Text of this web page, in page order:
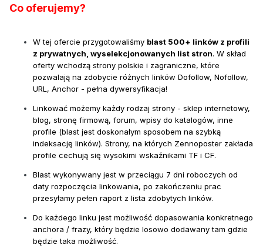
Co oferujemy?
W tej ofercie przygotowaliśmy blast 500+ linków z profili
z prywatnych, wyselekcjonowanych list stron. W skład
oferty wchodzą strony polskie i zagraniczne, które
pozwalają na zdobycie różnych linków Dofollow, Nofollow,
URL, Anchor - pełna dywersyfikacja!
Linkować możemy każdy rodzaj strony - sklep internetowy,
blog, stronę firmową, forum, wpisy do katalogów, inne
profile (blast jest doskonałym sposobem na szybką
indeksację linków). Strony, na których Zennoposter zakłada
profile cechują się wysokimi wskaźnikami TF i CF.
Blast wykonywany jest w przeciągu 7 dni roboczych od
daty rozpoczęcia linkowania, po zakończeniu prac
przesyłamy pełen raport z lista zdobytych linków.
Do każdego linku jest możliwość dopasowania konkretnego
anchora / frazy, który będzie losowo dodawany tam gdzie
będzie taka możliwość.